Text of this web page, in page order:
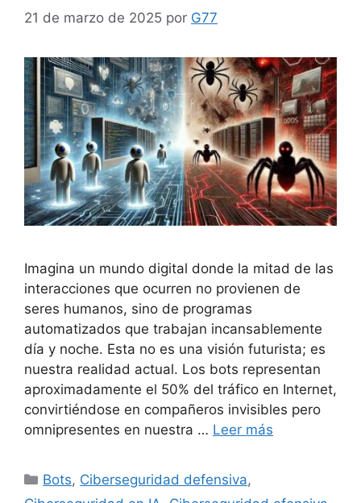
21 de marzo de 2025 por G77
Imagina un mundo digital donde la mitad de las
interacciones que ocurren no provienen de
seres humanos, sino de programas
automatizados que trabajan incansablemente
día y noche. Esta no es una visión futurista; es
nuestra realidad actual. Los bots representan
aproximadamente el 50% del tráfico en Internet,
convirtiéndose en compañeros invisibles pero
omnipresentes en nuestra … Leer más
Categorías
Bots, Ciberseguridad defensiva,